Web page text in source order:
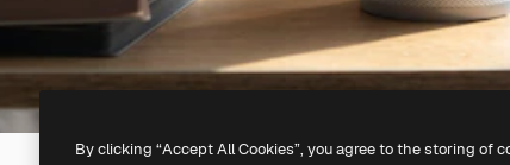
By clicking “Accept All Cookies”, you agree to the storing of